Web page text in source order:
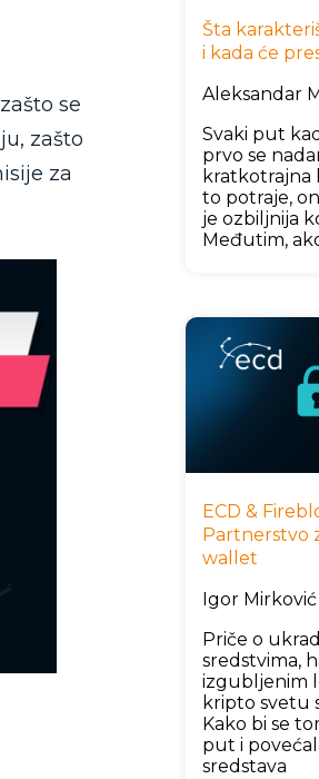
se
zašto
za
Šta
i kada će
Aleksandar
Svaki put
prvo se
kratkotrajna
to potraje,
je ozbiljnija
Međutim,
ECD &
Partnerstvo
wallet
Igor Mirković
Priče o
sredstvima,
izgubljenim
kripto svetu
Kako bi se
put i
sredstava